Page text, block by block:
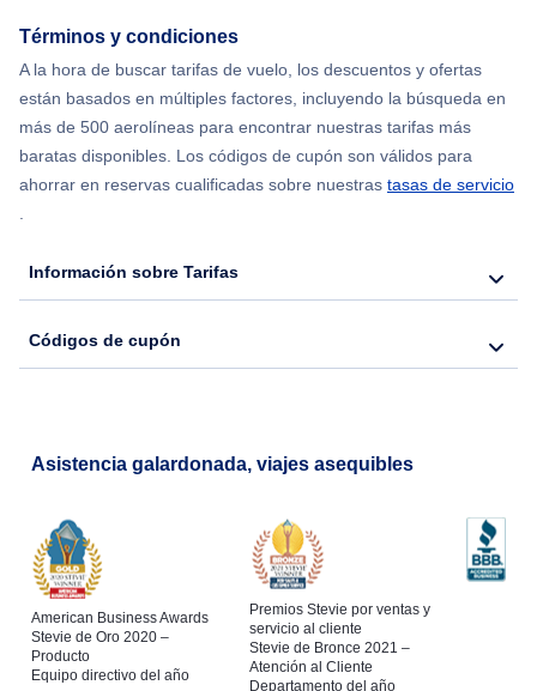
Términos y condiciones
A la hora de buscar tarifas de vuelo, los descuentos y ofertas
están basados en múltiples factores, incluyendo la búsqueda en
más de 500 aerolíneas para encontrar nuestras tarifas más
baratas disponibles. Los códigos de cupón son válidos para
ahorrar en reservas cualificadas sobre nuestras tasas de servicio
.
Información sobre Tarifas
Códigos de cupón
Asistencia galardonada, viajes asequibles
American Business Awards
Stevie de Oro 2020 –
Producto
Equipo directivo del año
Premios Stevie por ventas y
servicio al cliente
Stevie de Bronce 2021 –
Atención al Cliente
Departamento del año